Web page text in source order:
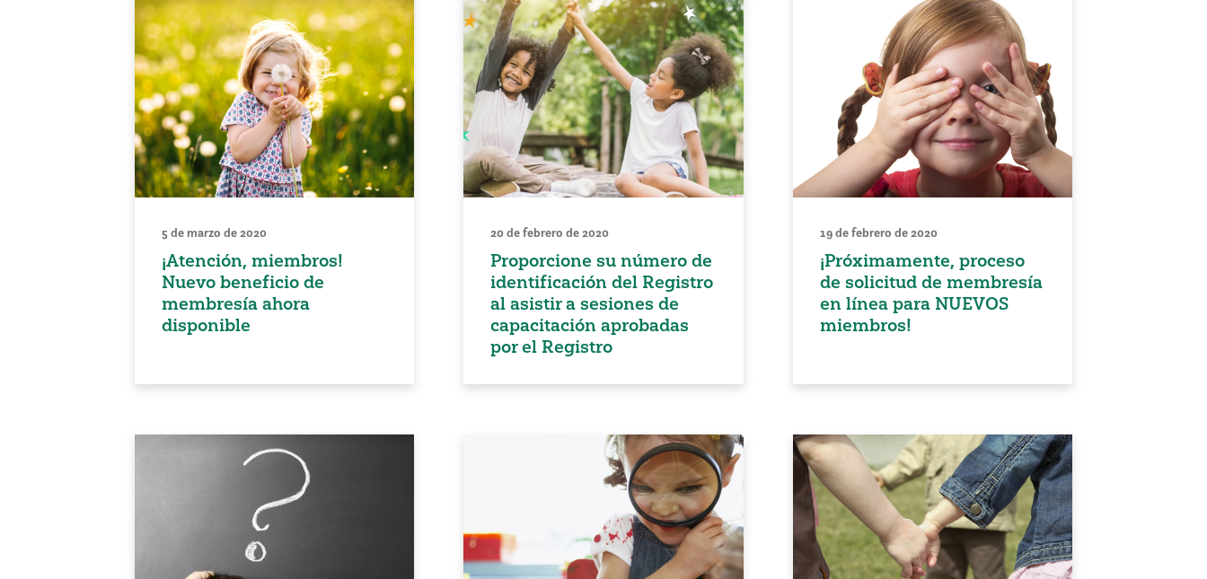
5 de marzo de 2020
¡Atención, miembros!
Nuevo beneficio de
membresía ahora
disponible
20 de febrero de 2020
Proporcione su número de
identificación del Registro
al asistir a sesiones de
capacitación aprobadas
por el Registro
19 de febrero de 2020
¡Próximamente, proceso
de solicitud de membresía
en línea para NUEVOS
miembros!